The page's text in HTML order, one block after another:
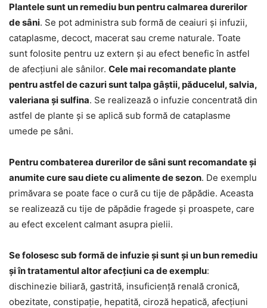
Plantele sunt un remediu bun pentru calmarea durerilor
de sâni. Se pot administra sub formă de ceaiuri și infuzii,
cataplasme, decoct, macerat sau creme naturale. Toate
sunt folosite pentru uz extern și au efect benefic în astfel
de afecțiuni ale sânilor. Cele mai recomandate plante
pentru astfel de cazuri sunt talpa gâștii, păducelul, salvia,
valeriana și sulfina. Se realizează o infuzie concentrată din
astfel de plante și se aplică sub formă de cataplasme
umede pe sâni.
Pentru combaterea durerilor de sâni sunt recomandate și
anumite cure sau diete cu alimente de sezon. De exemplu
primăvara se poate face o cură cu tije de păpădie. Aceasta
se realizează cu tije de păpădie fragede și proaspete, care
au efect excelent calmant asupra pielii.
Se folosesc sub formă de infuzie și sunt și un bun remediu
și în tratamentul altor afecțiuni ca de exemplu:
dischinezie biliară, gastrită, insuficiență renală cronică,
obezitate, constipație, hepatită, ciroză hepatică, afecțiuni